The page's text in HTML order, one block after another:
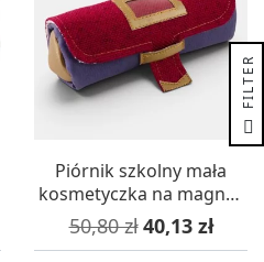
Piórnik szkolny mała
kosmetyczka na magnes
Violet, L'Oiseau Bateau
Cena podstawowa
50,80 zł Cena
40,13 zł
R